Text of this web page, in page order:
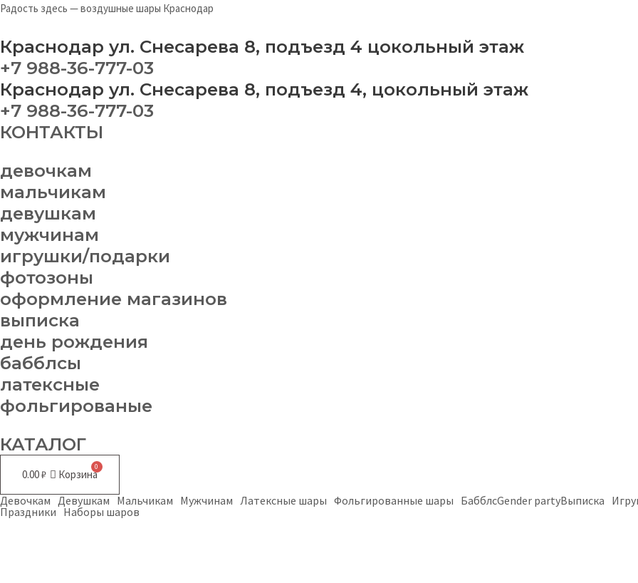
Перейти
содержимому
Радость здесь — воздушные шары Краснодар
Краснодар ул. Снесарева 8, подъезд 4 цокольный этаж
+7 988-36-777-03
Краснодар ул. Снесарева 8, подъезд 4, цокольный этаж
+7 988-36-777-03
КОНТАКТЫ
девочкам
мальчикам
девушкам
мужчинам
игрушки/подарки
фотозоны
оформление магазинов
выписка
день рождения
бабблсы
латексные
фольгированые
КАТАЛОГ
0.00₽ Корзина
Девочкам Девушкам Мальчикам Мужчинам Латексные шары Фольгированные шары БабблсGender partyВыписка
Праздники Наборы шаров